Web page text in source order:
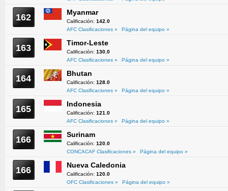
162 Myanmar
Calificación: 142.0
AFC Clasificaciones »
Página del equipo »
163 Timor-Leste
Calificación: 130.0
AFC Clasificaciones »
Página del equipo »
164 Bhutan
Calificación: 128.0
AFC Clasificaciones »
Página del equipo »
165 Indonesia
Calificación: 121.0
AFC Clasificaciones »
Página del equipo »
166 Surinam
Calificación: 120.0
CONCACAF Clasificaciones »
Página del equipo »
166 Nueva Caledonia
Calificación: 120.0
OFC Clasificaciones »
Página del equipo »